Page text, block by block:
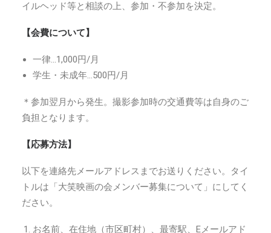
イルヘッド等と相談の上、参加・不参加を決定。
【会費について】
一律…1,000円/月
学生・未成年…500円/月
＊ 参加翌月から発生。撮影参加時の交通費等は自身のご
負担となります。
【応募方法】
以下を連絡先メールアドレスまでお送りください。タイ
トルは「大笑映画の会メンバー募集について」にしてく
ださい。
お名前、在住地（市区町村）、最寄駅、Eメールアド